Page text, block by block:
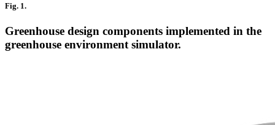
Fig. 1.
Greenhouse design components implemented in the
greenhouse environment simulator.